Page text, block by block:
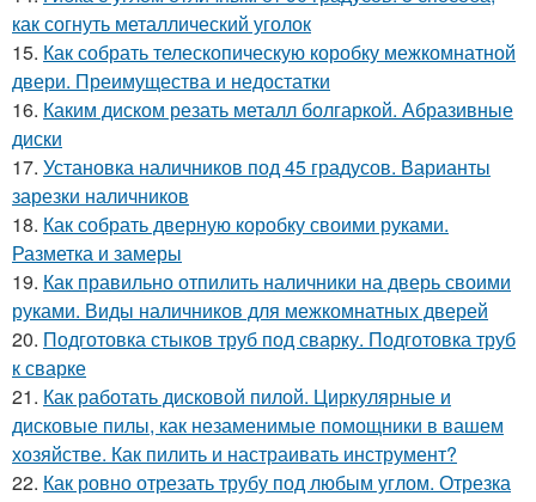
как согнуть металлический уголок
15. Как собрать телескопическую коробку межкомнатной
двери. Преимущества и недостатки
16. Каким диском резать металл болгаркой. Абразивные
диски
17. Установка наличников под 45 градусов. Варианты
зарезки наличников
18. Как собрать дверную коробку своими руками.
Разметка и замеры
19. Как правильно отпилить наличники на дверь своими
руками. Виды наличников для межкомнатных дверей
20. Подготовка стыков труб под сварку. Подготовка труб
к сварке
21. Как работать дисковой пилой. Циркулярные и
дисковые пилы, как незаменимые помощники в вашем
хозяйстве. Как пилить и настраивать инструмент?
22. Как ровно отрезать трубу под любым углом. Отрезка